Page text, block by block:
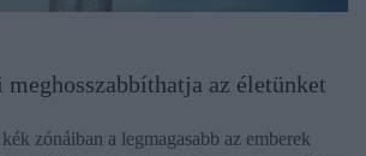
meghosszabbíthatja az életünket
zónáiban a legmagasabb az emberek